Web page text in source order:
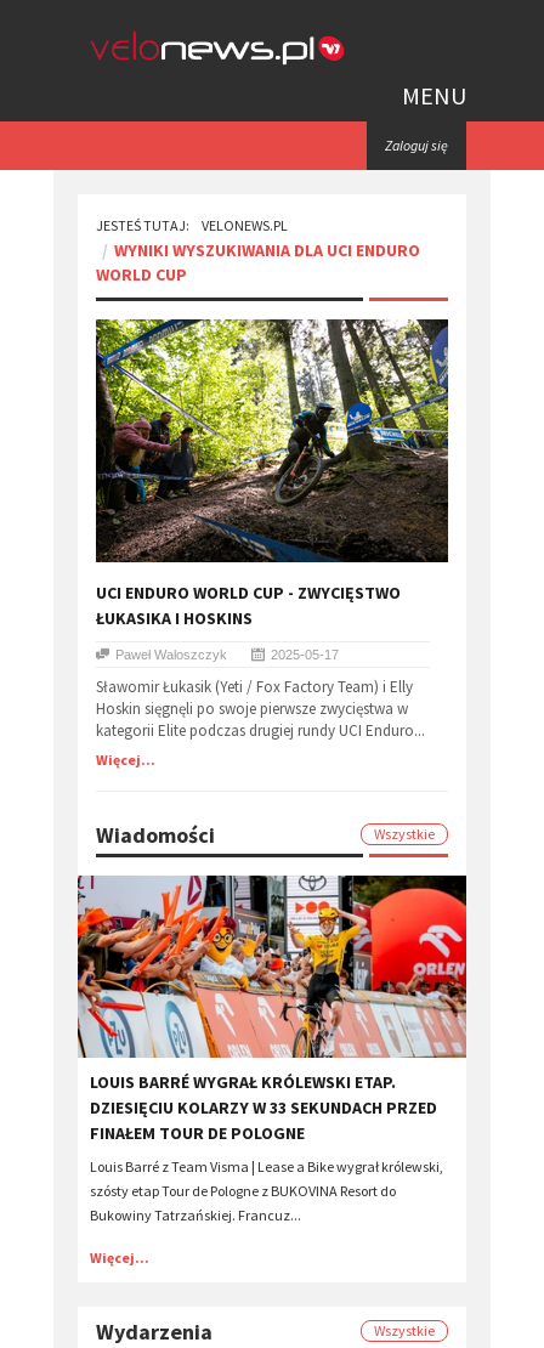
MENU
Zaloguj się
JESTEŚ TUTAJ: VELONEWS.PL
WYNIKI WYSZUKIWANIA DLA ​UCI ENDURO
WORLD CUP
​UCI ENDURO WORLD CUP - ZWYCIĘSTWO
ŁUKASIKA I HOSKINS
Paweł Waloszczyk 2025-05-17
Sławomir Łukasik (Yeti / Fox Factory Team) i Elly
Hoskin sięgnęli po swoje pierwsze zwycięstwa w
kategorii Elite podczas drugiej rundy UCI Enduro...
Więcej...
Wiadomości Wszystkie
LOUIS BARRÉ WYGRAŁ KRÓLEWSKI ETAP.
DZIESIĘCIU KOLARZY W 33 SEKUNDACH PRZED
FINAŁEM TOUR DE POLOGNE
Louis Barré z Team Visma | Lease a Bike wygrał królewski,
szósty etap Tour de Pologne z BUKOVINA Resort do
Bukowiny Tatrzańskiej. Francuz...
Więcej...
Wydarzenia Wszystkie